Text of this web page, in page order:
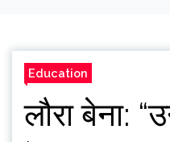
Education
लौरा बेना: